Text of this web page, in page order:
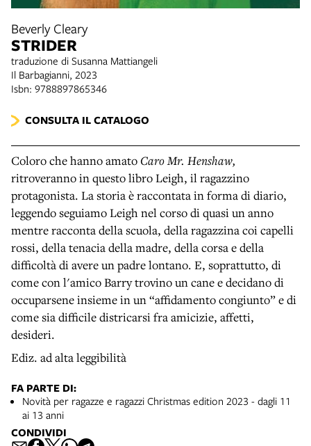
Beverly Cleary
STRIDER
traduzione di Susanna Mattiangeli
Il Barbagianni, 2023
Isbn: 9788897865346
CONSULTA IL CATALOGO
Coloro che hanno amato Caro Mr. Henshaw,
ritroveranno in questo libro Leigh, il ragazzino
protagonista. La storia è raccontata in forma di diario,
leggendo seguiamo Leigh nel corso di quasi un anno
mentre racconta della scuola, della ragazzina coi capelli
rossi, della tenacia della madre, della corsa e della
difficoltà di avere un padre lontano. E, soprattutto, di
come con l'amico Barry trovino un cane e decidano di
occuparsene insieme in un “affidamento congiunto” e di
come sia difficile districarsi fra amicizie, affetti,
desideri.
Ediz. ad alta leggibilità
FA PARTE DI:
Novità per ragazze e ragazzi Christmas edition 2023 - dagli 11
ai 13 anni
CONDIVIDI